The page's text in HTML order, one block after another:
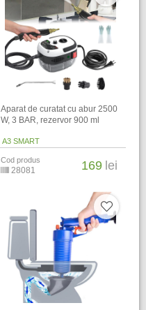
Aparat de curatat cu abur 2500
W, 3 BAR, rezervor 900 ml
A3 SMART
Cod produs
28081 169 lei